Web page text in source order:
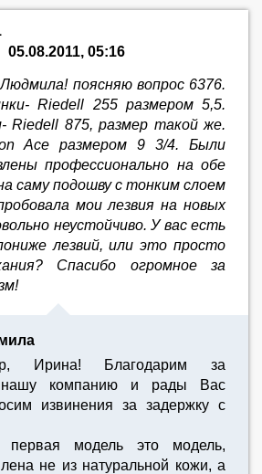
05.08.2011, 05:16
поясняю вопрос 6376.
Riedell 255 размером 5,5.
Riedell 875, размер такой же.
Ace размером 9 3/4. Были
профессиональнo на обе
саму подошву с тонким слоем
мои лезвия на новых
неустойчиво. У вас есть
лезвий, или это просто
Спасибо огромное за
Ирина! Благодарим за
компанию и рады Вас
извинения за задержку с
модель это модель,
не из натуральной кожи, а